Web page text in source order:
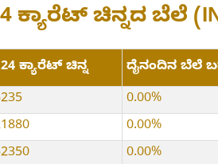
ಕ್ಯಾರೆಟ್ ಚಿನ್ನದ ಬೆಲೆ
ಕ್ಯಾರೆಟ್ ಚಿನ್ನ
ದೈನಂದಿನ ಬೆಲೆ
0.00%
0.00%
0.00%